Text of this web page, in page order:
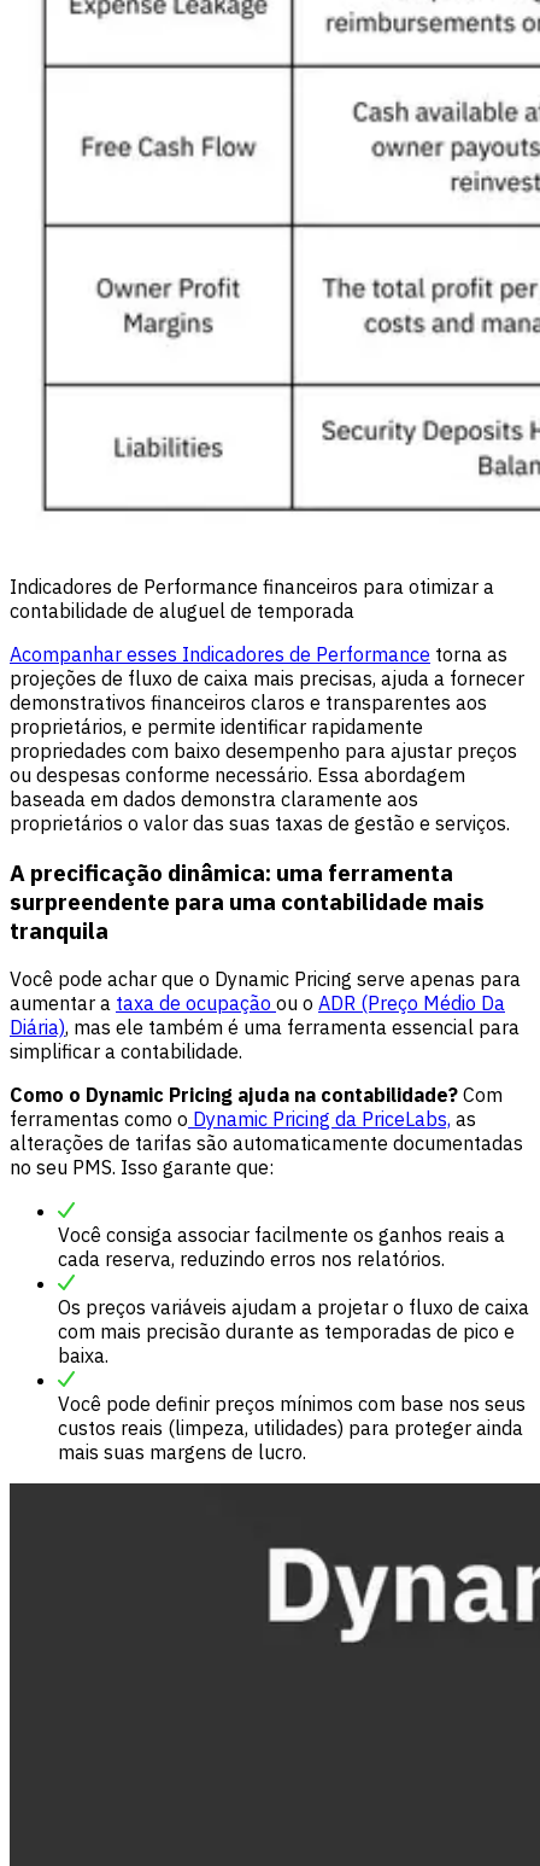
Indicadores de Performance financeiros para otimizar a
contabilidade de aluguel de temporada
Acompanhar esses Indicadores de Performance torna as
projeções de fluxo de caixa mais precisas, ajuda a fornecer
demonstrativos financeiros claros e transparentes aos
proprietários, e permite identificar rapidamente
propriedades com baixo desempenho para ajustar preços
ou despesas conforme necessário. Essa abordagem
baseada em dados demonstra claramente aos
proprietários o valor das suas taxas de gestão e serviços.
A precificação dinâmica: uma ferramenta
surpreendente para uma contabilidade mais
tranquila
Você pode achar que o Dynamic Pricing serve apenas para
aumentar a taxa de ocupação ou o ADR (Preço Médio Da
Diária), mas ele também é uma ferramenta essencial para
simplificar a contabilidade.
Como o Dynamic Pricing ajuda na contabilidade? Com
ferramentas como o Dynamic Pricing da PriceLabs, as
alterações de tarifas são automaticamente documentadas
no seu PMS. Isso garante que:
Você consiga associar facilmente os ganhos reais a
cada reserva, reduzindo erros nos relatórios.
Os preços variáveis ajudam a projetar o fluxo de caixa
com mais precisão durante as temporadas de pico e
baixa.
Você pode definir preços mínimos com base nos seus
custos reais (limpeza, utilidades) para proteger ainda
mais suas margens de lucro.